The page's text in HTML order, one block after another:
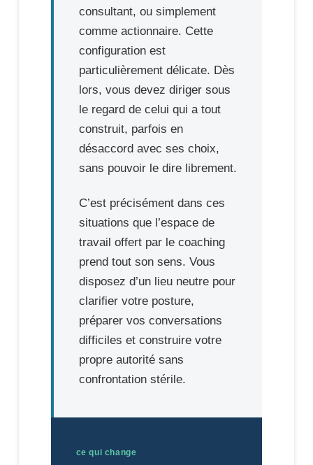
consultant, ou simplement
comme actionnaire. Cette
configuration est
particulièrement délicate. Dès
lors, vous devez diriger sous
le regard de celui qui a tout
construit, parfois en
désaccord avec ses choix,
sans pouvoir le dire librement.
C’est précisément dans ces
situations que l’espace de
travail offert par le coaching
prend tout son sens. Vous
disposez d’un lieu neutre pour
clarifier votre posture,
préparer vos conversations
difficiles et construire votre
propre autorité sans
confrontation stérile.
ce qui change